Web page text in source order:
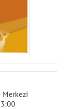
Merkezi